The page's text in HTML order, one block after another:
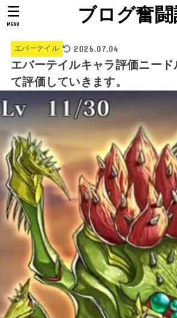
ブログ奮
MENU
エバーテイル 2026.07.04
エバーテイルキャラ評価ニー
て評価していきます。